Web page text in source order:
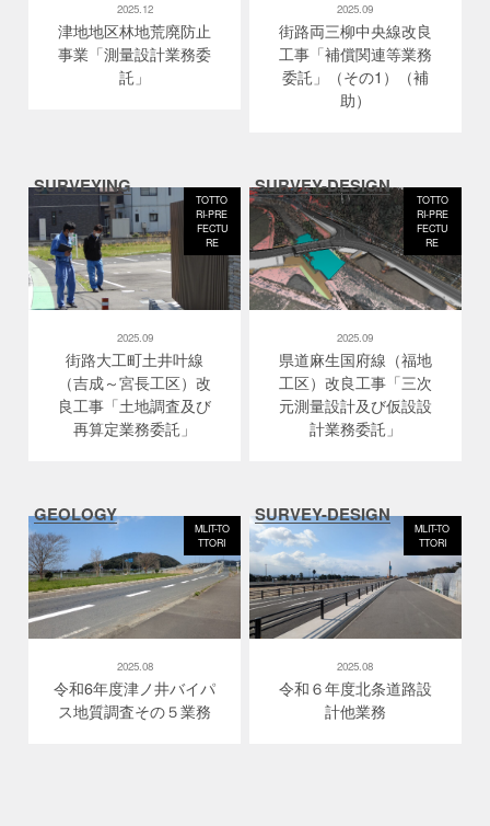
2025.12
津地地区林地荒廃防止
事業「測量設計業務委
託」
2025.09
街路両三柳中央線改良
工事「補償関連等業務
委託」（その1）（補
助）
SURVEYING
TOTTO
RI-PRE
FECTU
RE
2025.09
街路大工町土井叶線
（吉成～宮長工区）改
良工事「土地調査及び
再算定業務委託」
SURVEY-DESIGN
TOTTO
RI-PRE
FECTU
RE
2025.09
県道麻生国府線（福地
工区）改良工事「三次
元測量設計及び仮設設
計業務委託」
GEOLOGY
MLIT-TO
TTORI
2025.08
令和6年度津ノ井バイパ
ス地質調査その５業務
SURVEY-DESIGN
MLIT-TO
TTORI
2025.08
令和６年度北条道路設
計他業務